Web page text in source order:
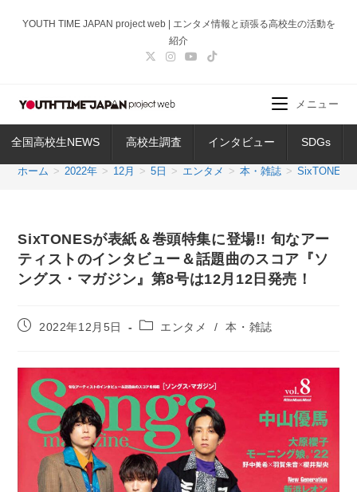
ス
ッ
YOUTH TIME JAPAN project web | エンタメ情報と頑張る高校生の活動を
紹介
全国高校生NEWS 高校生調査 インタビュー SDGs
メニュー
ホーム > 2022年 > 12月 > 5日 > エンタメ > 本・雑誌 > SixTONES
SixTONESが表紙＆巻頭特集に登場!! 旬なアー
ティストのインタビュー＆話題曲のスコア『ソ
ングス・マガジン』第8号は12月12日発売！
投
開
日:
2022年12月5日
投
テ
ゴ
リ
ー:
エンタメ / 本・雑誌